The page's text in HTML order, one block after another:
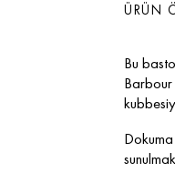
ÜRÜN
Bu
Barbour